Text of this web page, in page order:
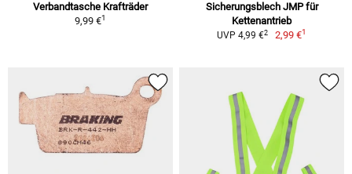
Verbandtasche Krafträder
9,99 €1
Sicherungsblech JMP für
Kettenantrieb
UVP 4,99 €2 2,99 €1